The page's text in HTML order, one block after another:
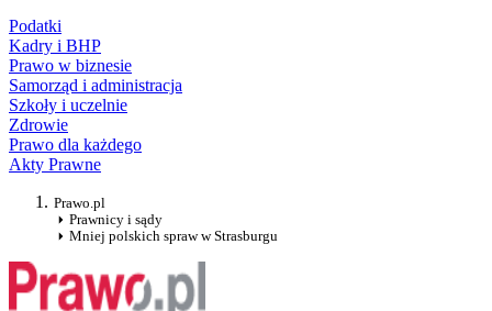
Podatki
Kadry i BHP
Prawo w biznesie
Samorząd i administracja
Szkoły i uczelnie
Zdrowie
Prawo dla każdego
Akty Prawne
Prawo.pl
Prawnicy i sądy
Mniej polskich spraw w Strasburgu